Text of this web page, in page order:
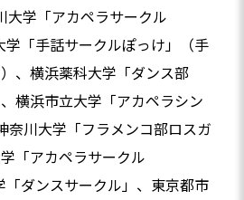
大学「アカペラサークル
学「手話サークルぽっけ」（手
、横浜薬科大学「ダンス部
横浜市立大学「アカペラシン
奈川大学「フラメンコ部ロスガ
「アカペラサークル
ダンスサークル」、東京都市